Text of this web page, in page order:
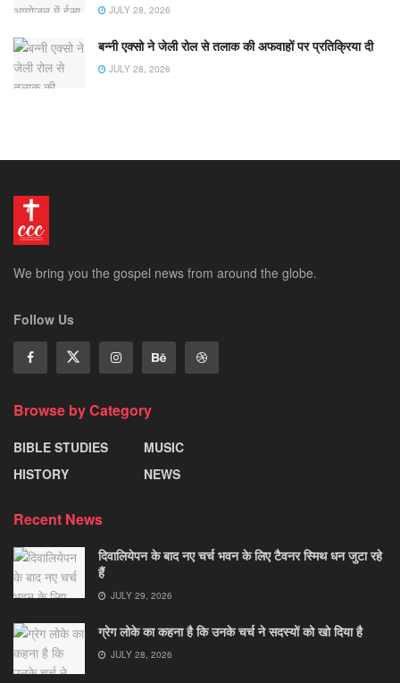
JULY 28, 2026
बन्नी एक्सो ने जेली रोल से तलाक की अफवाहों पर प्रतिक्रिया दी
JULY 28, 2026
We bring you the gospel news from around the globe.
Follow Us
Browse by Category
BIBLE STUDIES
HISTORY
MUSIC
NEWS
Recent News
दिवालियेपन के बाद नए चर्च भवन के लिए टैवनर स्मिथ धन जुटा रहे
हैं
JULY 29, 2026
ग्रेग लोके का कहना है कि उनके चर्च ने सदस्यों को खो दिया है
JULY 28, 2026